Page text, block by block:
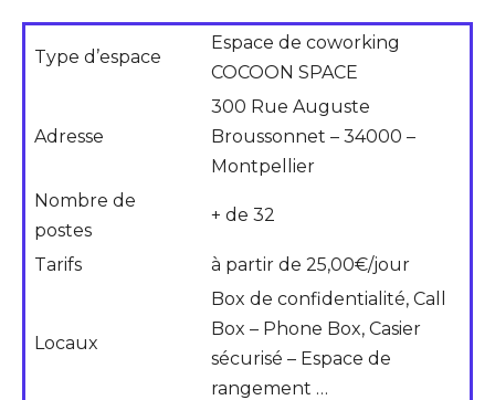
Type d’espace
Espace de coworking
COCOON SPACE
Adresse
300 Rue Auguste
Broussonnet – 34000 –
Montpellier
Nombre de
postes
+ de 32
Tarifs à partir de 25,00€/jour
Locaux
Box de confidentialité, Call
Box – Phone Box, Casier
sécurisé – Espace de
rangement …